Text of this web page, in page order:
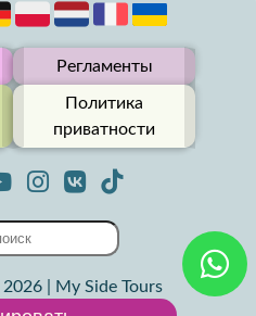
Регламенты
Политика
приватности
| My Side Tours